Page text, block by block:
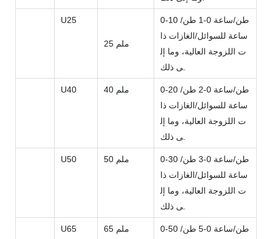
U25
25 ملم
0-10 طن/ساعة 0-1 طن/
ساعة للسوائل/الغازات ذا
ت اللزوجة العالية، وما إل
U40 40 ملم
0-20 طن/ساعة 0-2 طن/
ساعة للسوائل/الغازات ذا
ت اللزوجة العالية، وما إل
U50 50 ملم
0-30 طن/ساعة 0-3 طن/
ساعة للسوائل/الغازات ذا
ت اللزوجة العالية، وما إل
U65 65 ملم
0-50 طن/ساعة 0-5 طن/